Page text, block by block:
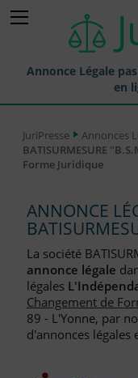
Annonce Légale
en
Annonces Légales
Journaux Habilités
Liste des Greffes
Liste des CCI
Le Blog pour les
JuriPresse
Annonces
BATISURMESURE
Forme Juridique
ANNONCE
La société
annonce légale
légales
Changement de
89 - L'Yonne, par
d'annonces légales